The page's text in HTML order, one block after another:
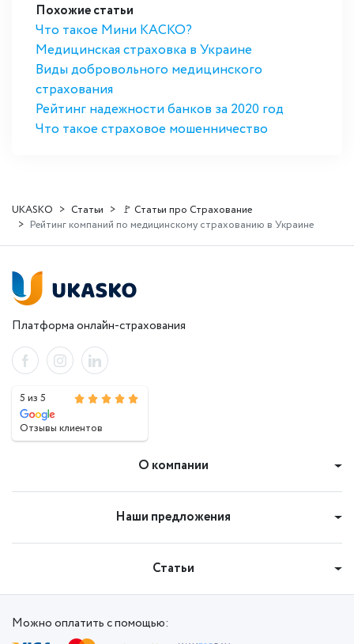
Похожие статьи
Что такое Мини КАСКО?
Медицинская страховка в Украине
Виды добровольного медицинского
страхования
Рейтинг надежности банков за 2020 год
Что такое страховое мошенничество
UKASKO Статьи
🚩 Статьи про Страхование
Рейтинг компаний по медицинскому страхованию в Украине
Платформа онлайн-страхования
5 из 5
Отзывы клиентов
О компании
Наши предложения
Статьи
Можно оплатить с помощью: